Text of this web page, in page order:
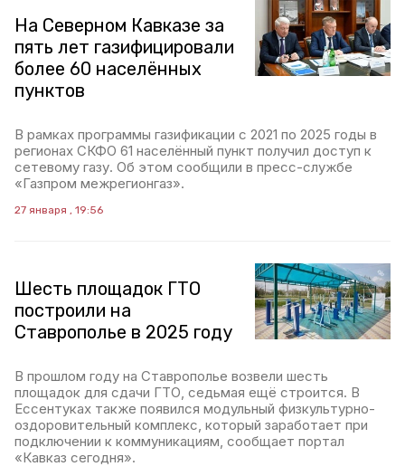
На Северном Кавказе за
пять лет газифицировали
более 60 населённых
пунктов
В рамках программы газификации с 2021 по 2025 годы в
регионах СКФО 61 населённый пункт получил доступ к
сетевому газу. Об этом сообщили в пресс-службе
«Газпром межрегионгаз».
27 января , 19:56
Шесть площадок ГТО
построили на
Ставрополье в 2025 году
В прошлом году на Ставрополье возвели шесть
площадок для сдачи ГТО, седьмая ещё строится. В
Ессентуках также появился модульный физкультурно-
оздоровительный комплекс, который заработает при
подключении к коммуникациям, сообщает портал
«Кавказ сегодня».